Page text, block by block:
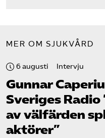
Logga in på
Sök på
Press
In English
MER OM SJUKVÅRD
6 augusti Intervju
Gunnar
Sveriges
av välfärden
aktörer”